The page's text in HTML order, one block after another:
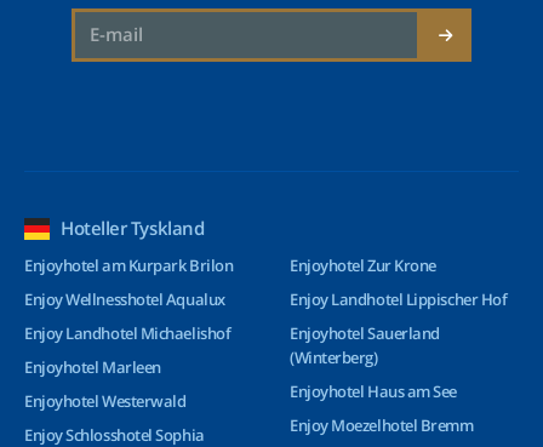
Hoteller Tyskland
Enjoyhotel am Kurpark Brilon
Enjoy Wellnesshotel Aqualux
Enjoy Landhotel Michaelishof
Enjoyhotel Marleen
Enjoyhotel Westerwald
Enjoy Schlosshotel Sophia
Enjoyhotel Zur Krone
Enjoy Landhotel Lippischer Hof
Enjoyhotel Sauerland
(Winterberg)
Enjoyhotel Haus am See
Enjoy Moezelhotel Bremm